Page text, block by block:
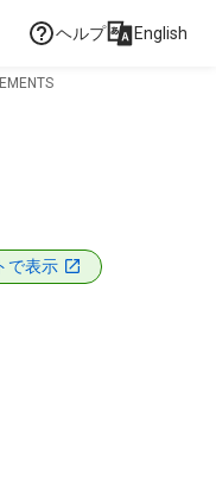
ヘルプ English
で表示